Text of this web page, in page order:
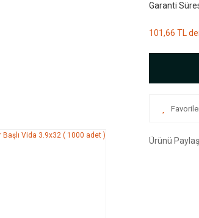
Garanti
101,66 TL
Ürünü Paylaş